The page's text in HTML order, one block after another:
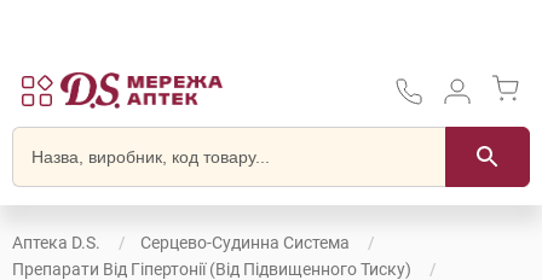
Аптека D.S.
Серцево-Судинна Система
Препарати Від Гіпертонії (від Підвищенного Тиску)